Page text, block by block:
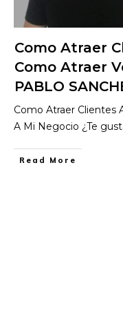
Como Atraer
Como Atraer
PABLO
Como Atraer Clientes
A Mi Negocio ¿Te
​Read More